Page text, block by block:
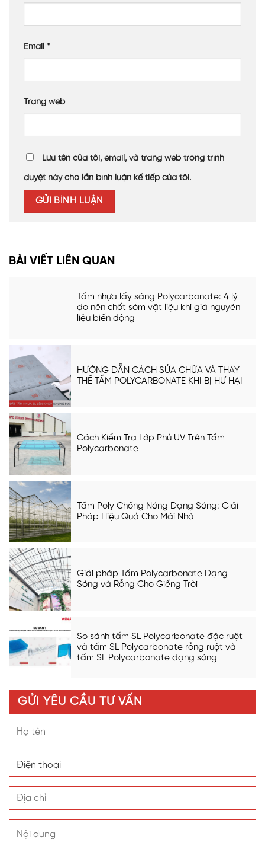
Email *
Trang web
Lưu tên của tôi, email, và trang web trong trình
duyệt này cho lần bình luận kế tiếp của tôi.
BÀI VIẾT LIÊN QUAN
Tấm nhựa lấy sáng Polycarbonate: 4 lý
do nên chốt sớm vật liệu khi giá nguyên
liệu biến động
HƯỚNG DẪN CÁCH SỬA CHỮA VÀ THAY
THẾ TẤM POLYCARBONATE KHI BỊ HƯ HẠI
Cách Kiểm Tra Lớp Phủ UV Trên Tấm
Polycarbonate
Tấm Poly Chống Nóng Dạng Sóng: Giải
Pháp Hiệu Quả Cho Mái Nhà
Giải pháp Tấm Polycarbonate Dạng
Sóng và Rỗng Cho Giếng Trời
So sánh tấm SL Polycarbonate đặc ruột
và tấm SL Polycarbonate rỗng ruột và
tấm SL Polycarbonate dạng sóng
GỬI YÊU CẦU TƯ VẤN